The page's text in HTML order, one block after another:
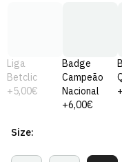
Liga
Betclic
+5,00€
Badge
Campeão
Nacional
+6,00€
Size: